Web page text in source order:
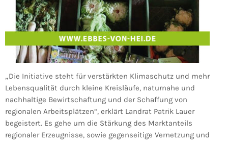
„Die Initiative steht für verstärkten Klimaschutz und mehr
Lebensqualität durch kleine Kreisläufe, naturnahe und
nachhaltige Bewirtschaftung und der Schaffung von
regionalen Arbeitsplätzen“, erklärt Landrat Patrik Lauer
begeistert. Es gehe um die Stärkung des Marktanteils
regionaler Erzeugnisse, sowie gegenseitige Vernetzung und